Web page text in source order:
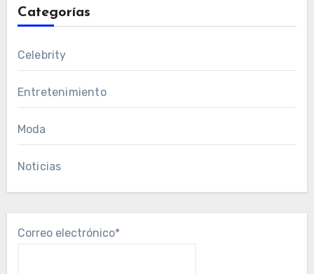
Categorías
Celebrity
Entretenimiento
Moda
Noticias
Correo electrónico*